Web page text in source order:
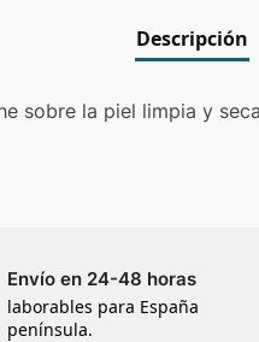
Descripción
sobre la piel limpia y seca
Envío en 24-48 horas
laborables para España
península.